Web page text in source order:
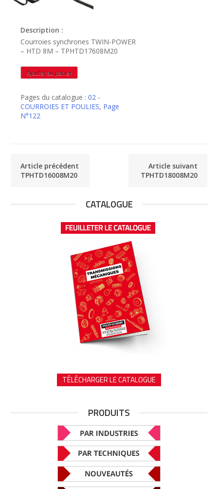
Description :
Courroies synchrones TWIN-POWER
– HTD 8M – TPHTD17608M20
quantité
de
Ajouter au panier
Pages du catalogue :02 -
COURROIES ET POULIES, Page
N°122
Article précédent
TPHTD16008M20
Article suivant
TPHTD18008M20
CATALOGUE
TÉLÉCHARGER LE CATALOGUE
PRODUITS